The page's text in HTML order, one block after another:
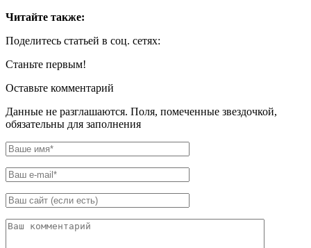
Читайте также:
Поделитесь статьей в соц. сетях:
Станьте первым!
Оставьте комментарий
Данные не разглашаются. Поля, помеченные звездочкой,
обязательны для заполнения